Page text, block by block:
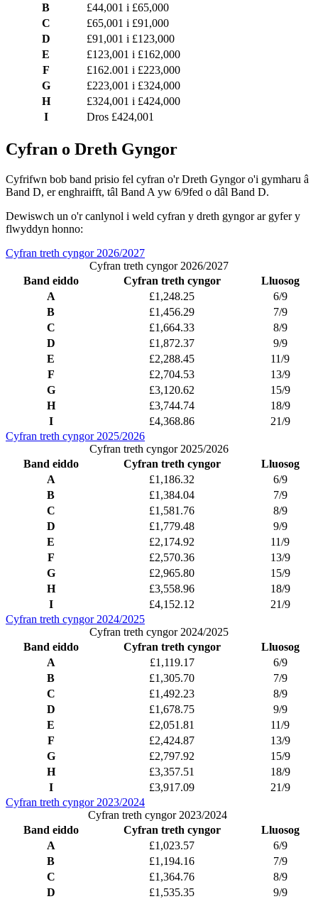
B
£44,001 i £65,000
C
£65,001 i £91,000
D
£91,001 i £123,000
E
£123,001 i £162,000
F
£162.001 i £223,000
G
£223,001 i £324,000
H
£324,001 i £424,000
I
Dros £424,001
Cyfran o Dreth Gyngor
Cyfrifwn bob band prisio fel cyfran o'r Dreth Gyngor o'i gymharu â
Band D, er enghraifft, tâl Band A yw 6/9fed o dâl Band D.
Dewiswch un o'r canlynol i weld cyfran y dreth gyngor ar gyfer y
flwyddyn honno:
Cyfran treth cyngor 2026/2027
Cyfran treth cyngor 2026/2027
Band eiddo
Cyfran treth cyngor
Lluosog
A
£1,248.25
6/9
B
£1,456.29
7/9
C
£1,664.33
8/9
D
£1,872.37
9/9
E
£2,288.45
11/9
F
£2,704.53
13/9
G
£3,120.62
15/9
H
£3,744.74
18/9
I
£4,368.86
21/9
Cyfran treth cyngor 2025/2026
Cyfran treth cyngor 2025/2026
Band eiddo
Cyfran treth cyngor
Lluosog
A
£1,186.32
6/9
B
£1,384.04
7/9
C
£1,581.76
8/9
D
£1,779.48
9/9
E
£2,174.92
11/9
F
£2,570.36
13/9
G
£2,965.80
15/9
H
£3,558.96
18/9
I
£4,152.12
21/9
Cyfran treth cyngor 2024/2025
Cyfran treth cyngor 2024/2025
Band eiddo
Cyfran treth cyngor
Lluosog
A
£1,119.17
6/9
B
£1,305.70
7/9
C
£1,492.23
8/9
D
£1,678.75
9/9
E
£2,051.81
11/9
F
£2,424.87
13/9
G
£2,797.92
15/9
H
£3,357.51
18/9
I
£3,917.09
21/9
Cyfran treth cyngor 2023/2024
Cyfran treth cyngor 2023/2024
Band eiddo
Cyfran treth cyngor
Lluosog
A
£1,023.57
6/9
B
£1,194.16
7/9
C
£1,364.76
8/9
D
£1,535.35
9/9